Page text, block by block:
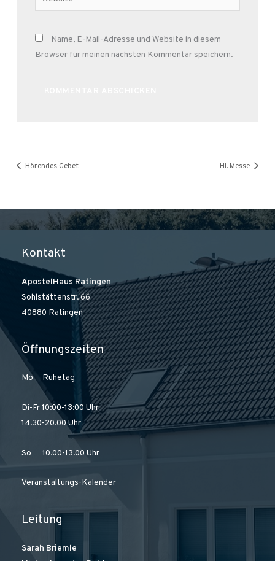
Name, E-Mail-Adresse und Website in diesem
Browser für meinen nächsten Kommentar speichern.
Hörendes Gebet Hl. Messe
Kontakt
ApostelHaus Ratingen
Sohlstättenstr. 66
40880 Ratingen
Öffnungszeiten
Mo Ruhetag
Di-Fr 10:00-13:00 Uhr
14.30-20.00 Uhr
So 10.00-13.00 Uhr
Veranstaltungs-Kalender
Leitung
Sarah Briemle